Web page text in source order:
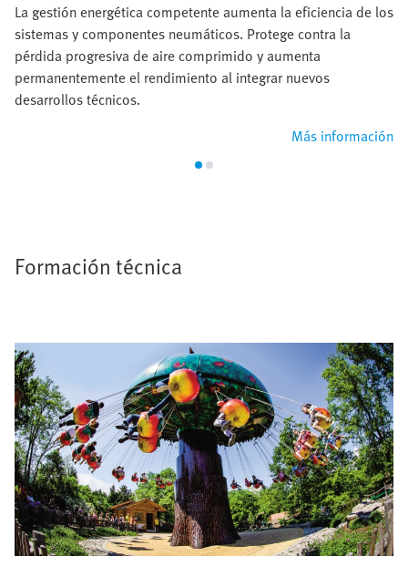
La gestión energética competente aumenta la eficiencia de los
sistemas y componentes neumáticos. Protege contra la
pérdida progresiva de aire comprimido y aumenta
permanentemente el rendimiento al integrar nuevos
desarrollos técnicos.
Más información
Formación técnica